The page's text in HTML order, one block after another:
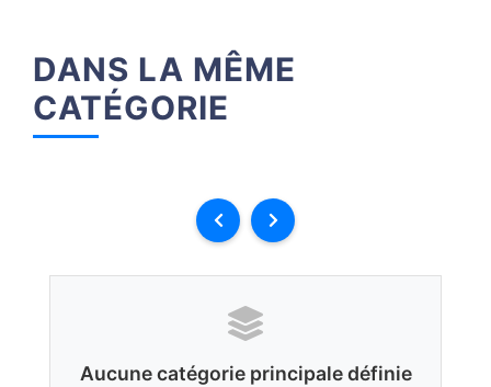
DANS LA MÊME
CATÉGORIE
Aucune catégorie principale définie